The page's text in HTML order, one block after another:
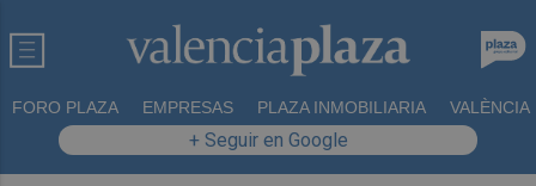
FORO PLAZA EMPRESAS PLAZA INMOBILIARIA VALÈNCIA
+ Seguir en Google